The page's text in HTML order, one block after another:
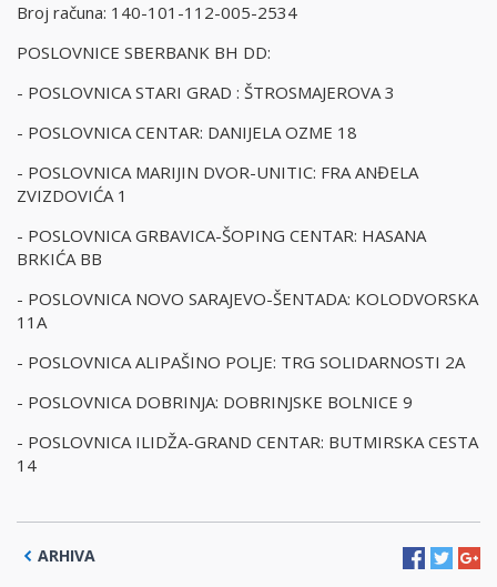
Broj računa: 140-101-112-005-2534
POSLOVNICE SBERBANK BH DD:
- POSLOVNICA STARI GRAD : ŠTROSMAJEROVA 3
- POSLOVNICA CENTAR: DANIJELA OZME 18
- POSLOVNICA MARIJIN DVOR-UNITIC: FRA ANĐELA
ZVIZDOVIĆA 1
- POSLOVNICA GRBAVICA-ŠOPING CENTAR: HASANA
BRKIĆA BB
- POSLOVNICA NOVO SARAJEVO-ŠENTADA: KOLODVORSKA
11A
- POSLOVNICA ALIPAŠINO POLJE: TRG SOLIDARNOSTI 2A
- POSLOVNICA DOBRINJA: DOBRINJSKE BOLNICE 9
- POSLOVNICA ILIDŽA-GRAND CENTAR: BUTMIRSKA CESTA
14
ARHIVA